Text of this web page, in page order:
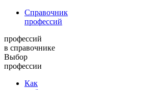
Справочник
профессий
профессий
в справочнике
Выбор
профессии
Как